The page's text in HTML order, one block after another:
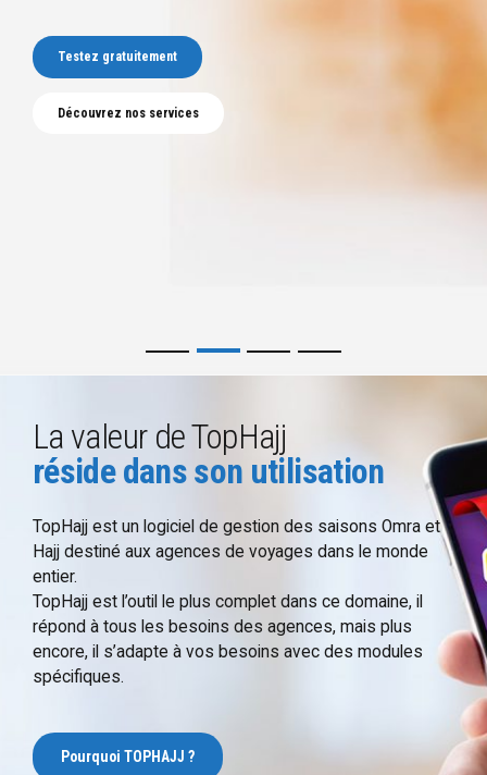
Testez gratuitement
Découvrez nos services
La valeur de TopHajj
réside dans son utilisation
TopHajj est un logiciel de gestion des saisons Omra et
Hajj destiné aux agences de voyages dans le monde
entier.
TopHajj est l’outil le plus complet dans ce domaine, il
répond à tous les besoins des agences, mais plus
encore, il s’adapte à vos besoins avec des modules
spécifiques.
Pourquoi TOPHAJJ ?